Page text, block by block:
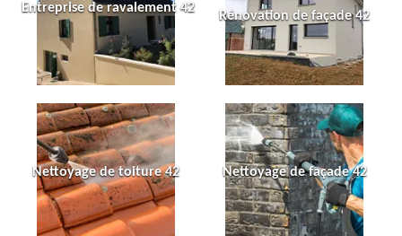
Entreprise de ravalement 42
Rénovation de façade 42
Nettoyage de toiture 42 Nettoyage de façade 42